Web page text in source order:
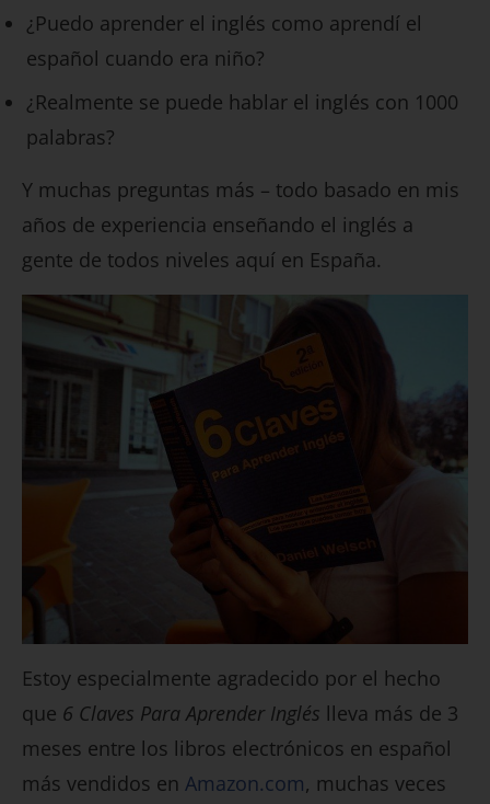
¿Puedo aprender el inglés como aprendí el
español cuando era niño?
¿Realmente se puede hablar el inglés con 1000
palabras?
Y muchas preguntas más – todo basado en mis
años de experiencia enseñando el inglés a
gente de todos niveles aquí en España.
Estoy especialmente agradecido por el hecho
que 6 Claves Para Aprender Inglés lleva más de 3
meses entre los libros electrónicos en español
más vendidos en Amazon.com, muchas veces